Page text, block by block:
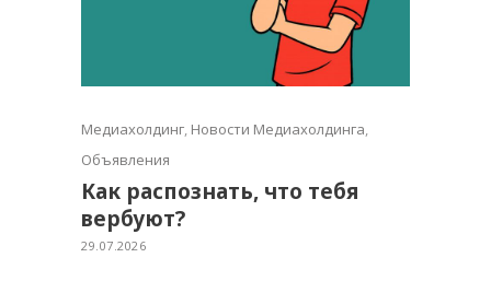
Медиахолдинг, Новости Медиахолдинга,
Объявления
Как распознать, что тебя
вербуют?
29.07.2026